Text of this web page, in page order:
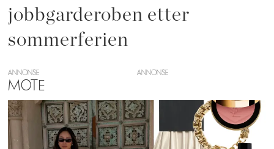
jobbgarderoben etter
sommerferien
ANNONSE
MOTE